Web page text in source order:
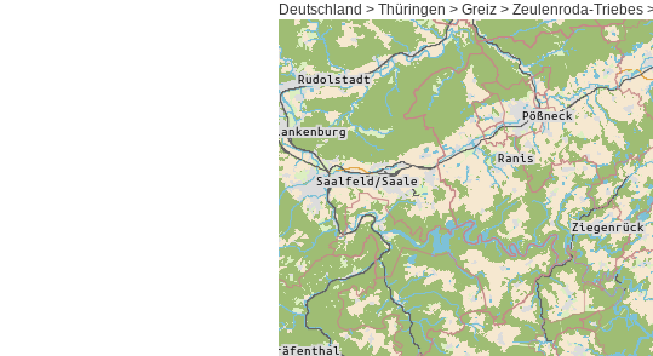
Deutschland > Thüringen > Greiz > Zeulenroda-Triebes